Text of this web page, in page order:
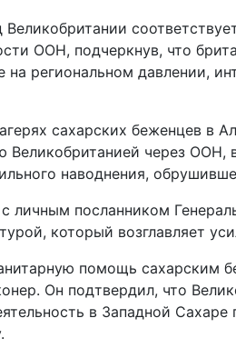
ООН, подчеркнув, что
региональном давлении,
сахарских беженцев в
через ООН,
наводнения,
личным посланником
который возглавляет
помощь сахарским
Он подтвердил, что
в Западной Сахаре